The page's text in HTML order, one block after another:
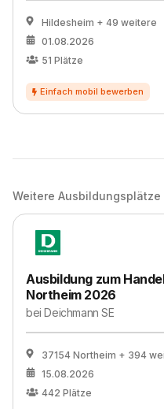
Hildesheim + 49 weitere
01.08.2026
51 Plätze
Weitere
Ausbildung zum
Northeim 2026
beiDeichmann SE
37154 Northeim + 394
15.08.2026
442 Plätze